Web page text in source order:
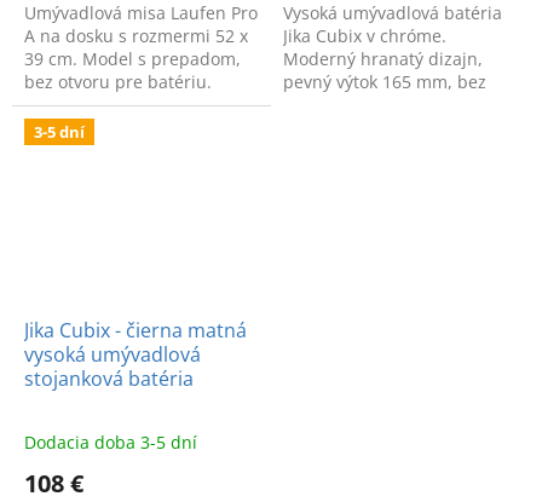
Umývadlová misa Laufen Pro
A na dosku s rozmermi 52 x
39 cm. Model s prepadom,
bez otvoru pre batériu.
Balenie obsahuje montážny
set.
Vysoká umývadlová batéria
Jika Cubix v chróme.
Moderný hranatý dizajn,
pevný výtok 165 mm, bez
3-5 dní
Jika Cubix - čierna matná
vysoká umývadlová
stojanková batéria
Dodacia doba 3-5 dní
108 €